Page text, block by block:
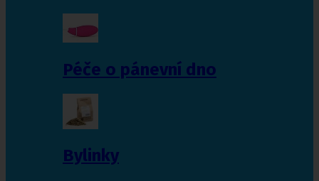
Péče o pánevní dno
Bylinky